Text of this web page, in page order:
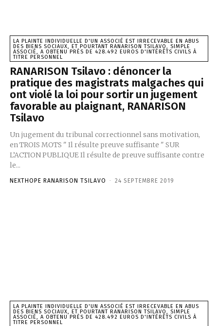
LA PLAINTE INDIVIDUELLE D'UN ASSOCIÉ EST IRRECEVABLE EN ABUS
DES BIENS SOCIAUX, ET POURTANT RANARISON TSILAVO, SIMPLE
ASSOCIÉ, A OBTENU PRÈS DE 428.492 EUROS D'INTÉRÊTS CIVILS À
TITRE PERSONNEL
RANARISON Tsilavo : dénoncer la
pratique des magistrats malgaches qui
ont violé la loi pour sortir un jugement
favorable au plaignant, RANARISON
Tsilavo
Un jugement du tribunal correctionnel sans motivation,
en TROIS MOTS " Il résulte preuve suffisante " SUR
L’ACTION PUBLIQUE Il résulte de preuve suffisante contre
le...
NEXTHOPE RANARISON TSILAVO - 24 SEPTEMBRE 2019
LA PLAINTE INDIVIDUELLE D'UN ASSOCIÉ EST IRRECEVABLE EN ABUS
DES BIENS SOCIAUX, ET POURTANT RANARISON TSILAVO, SIMPLE
ASSOCIÉ, A OBTENU PRÈS DE 428.492 EUROS D'INTÉRÊTS CIVILS À
TITRE PERSONNEL